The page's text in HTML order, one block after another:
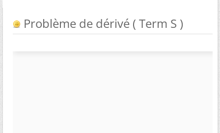
Problème de dérivé ( Term S )